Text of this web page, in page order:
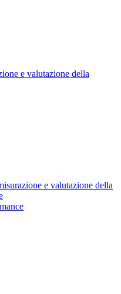
e valutazione della
e valutazione della